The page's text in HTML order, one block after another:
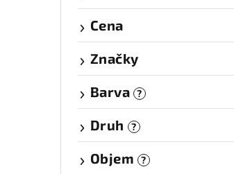
Cena
Značky
Barva
?
Druh ?
Objem ?